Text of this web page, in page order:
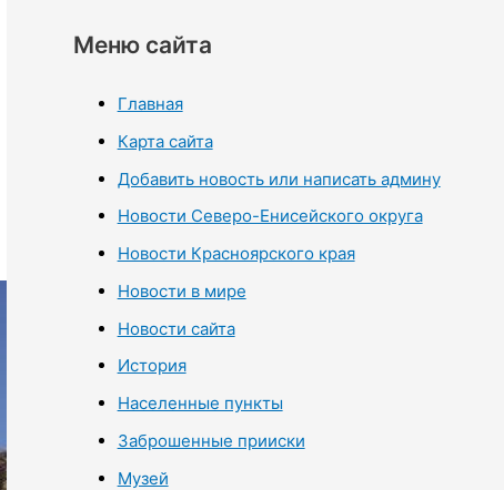
Меню сайта
Главная
Карта сайта
Добавить новость или написать админу
Новости Северо-Енисейского округа
Новости Красноярского края
Новости в мире
Новости сайта
История
Населенные пункты
Заброшенные прииски
Музей